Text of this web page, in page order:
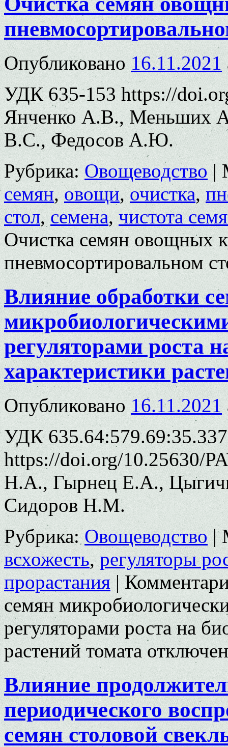
Опубликовано 16.11.2021
УДК 635-153 https://
Янченко А.В., Меньших
В.С., Федосов А.Ю.
Рубрика: Овощеводство |
семян,овощи,очистка,
стол,семена,чистота
Очистка семян овощных
пневмосортировальном
Влияние обработки
регуляторами роста
характеристики
Опубликовано 16.11.2021
УДК 635.64:579.69:35.337
https://doi.org/10.25630/
Н.А., Гырнец Е.А.,
Сидоров Н.М.
Рубрика: Овощеводство |
всхожесть,регуляторы
прорастания |
семян
регуляторами роста на
растений томата
Влияние
периодического
семян столовой